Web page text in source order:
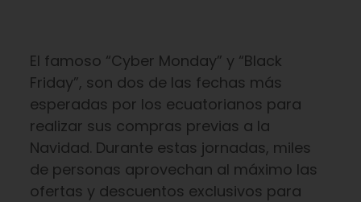
El famoso “Cyber Monday” y “Black
Friday”, son dos de las fechas más
esperadas por los ecuatorianos para
realizar sus compras previas a la
Navidad. Durante estas jornadas, miles
de personas aprovechan al máximo las
ofertas y descuentos exclusivos para